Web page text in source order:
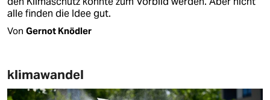
alle finden die Idee gut.
Von Gernot Knödler
klimawandel